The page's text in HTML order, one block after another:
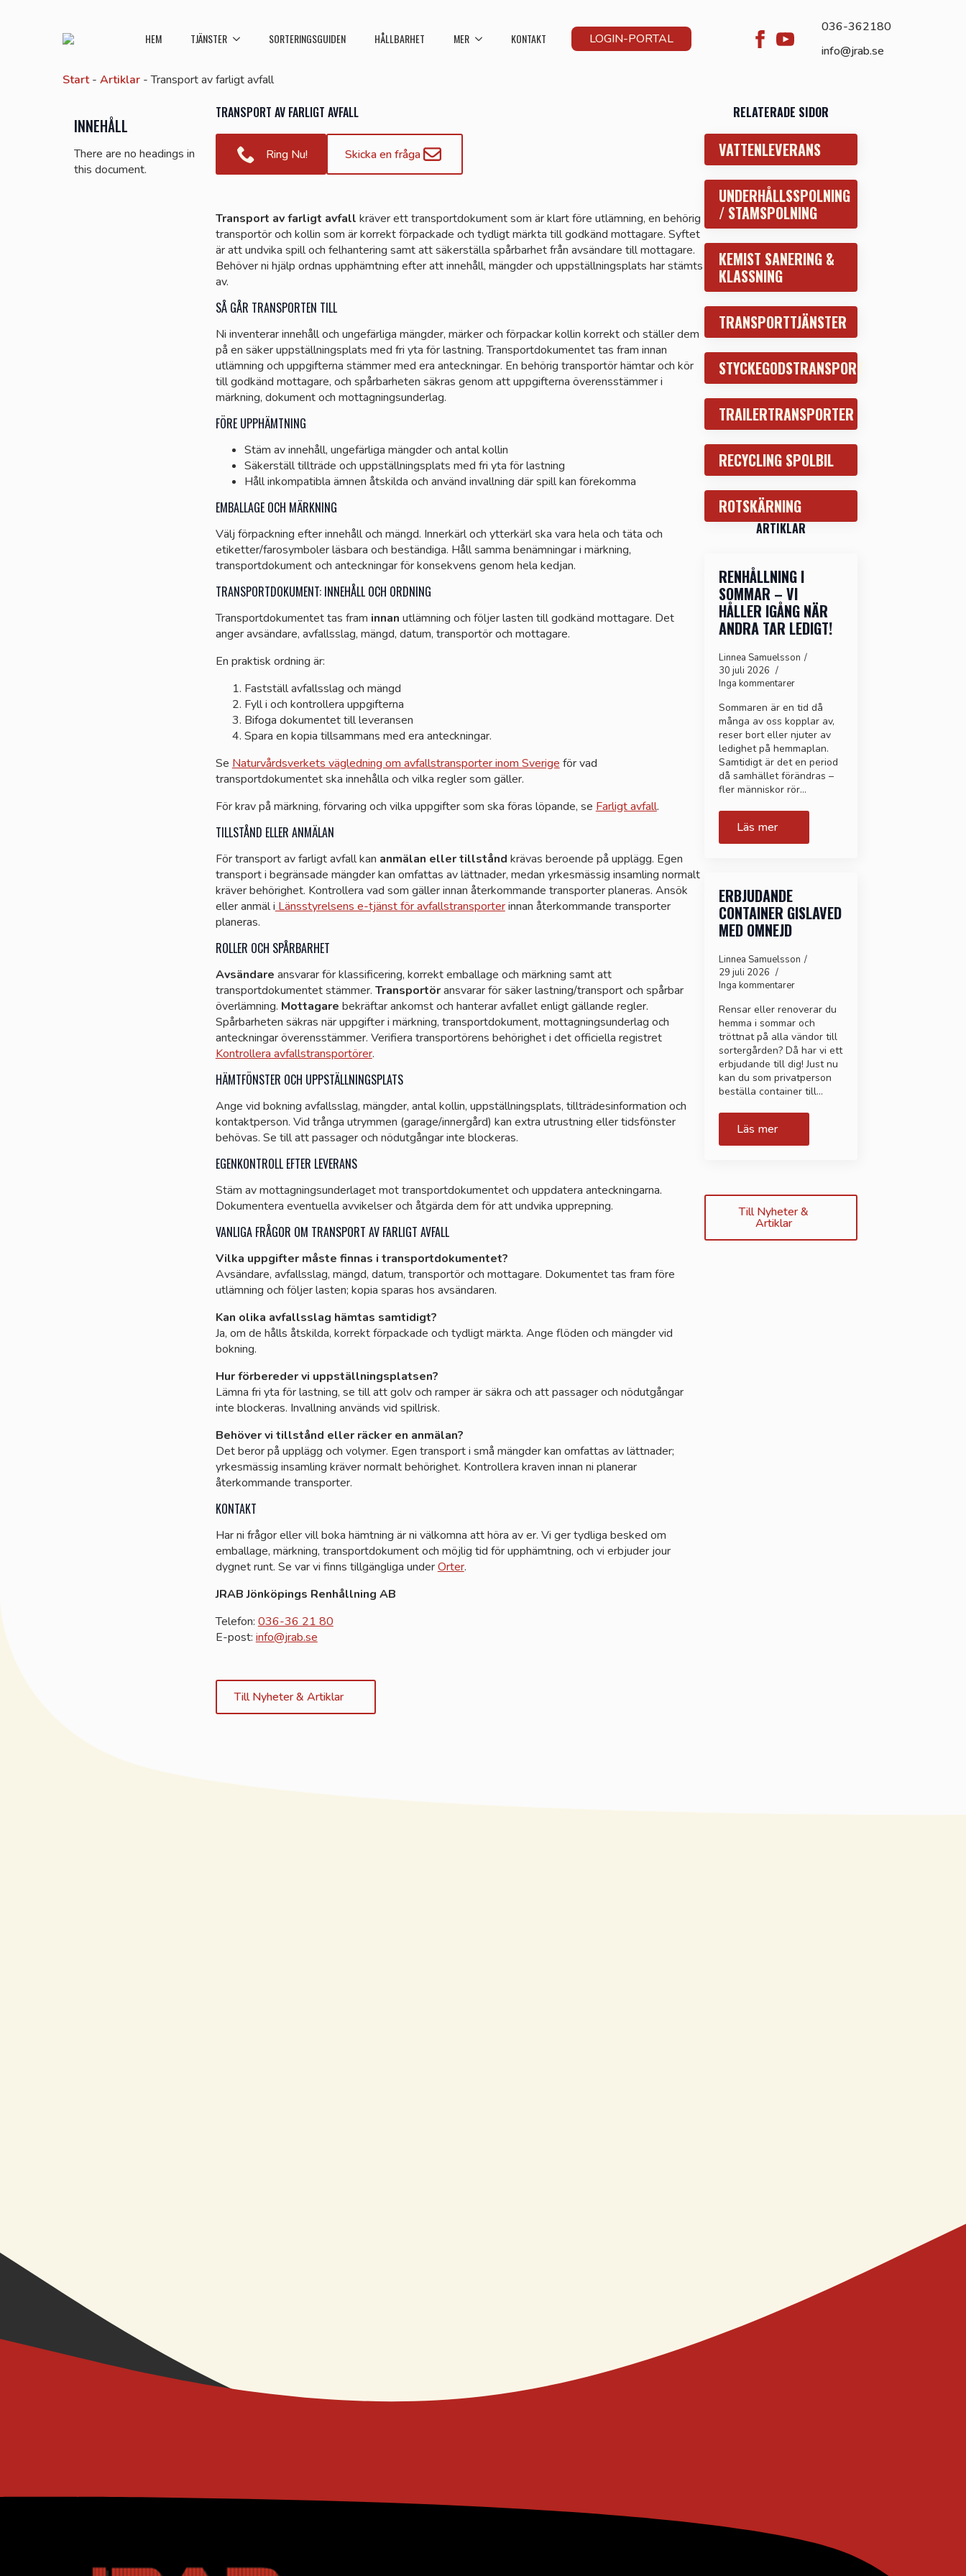
HEM TJÄNSTER SORTERINGSGUIDEN HÅLLBARHET MER KONTAKT LOGIN-PORTAL
036-362180
info@jrab.se
Start-Artiklar -Transport av farligt avfall
INNEHÅLL
There are no headings in
this document.
TRANSPORT AV FARLIGT AVFALL
Ring Nu! Skicka en fråga
Transport av farligt avfall kräver ett transportdokument som är klart före utlämning, en behörig
transportör och kollin som är korrekt förpackade och tydligt märkta till godkänd mottagare. Syftet
är att undvika spill och felhantering samt att säkerställa spårbarhet från avsändare till mottagare.
Behöver ni hjälp ordnas upphämtning efter att innehåll, mängder och uppställningsplats har stämts
av.
SÅ GÅR TRANSPORTEN TILL
Ni inventerar innehåll och ungefärliga mängder, märker och förpackar kollin korrekt och ställer dem
på en säker uppställningsplats med fri yta för lastning. Transportdokumentet tas fram innan
utlämning och uppgifterna stämmer med era anteckningar. En behörig transportör hämtar och kör
till godkänd mottagare, och spårbarheten säkras genom att uppgifterna överensstämmer i
märkning, dokument och mottagningsunderlag.
FÖRE UPPHÄMTNING
Stäm av innehåll, ungefärliga mängder och antal kollin
Säkerställ tillträde och uppställningsplats med fri yta för lastning
Håll inkompatibla ämnen åtskilda och använd invallning där spill kan förekomma
EMBALLAGE OCH MÄRKNING
Välj förpackning efter innehåll och mängd. Innerkärl och ytterkärl ska vara hela och täta och
etiketter/farosymboler läsbara och beständiga. Håll samma benämningar i märkning,
transportdokument och anteckningar för konsekvens genom hela kedjan.
TRANSPORTDOKUMENT: INNEHÅLL OCH ORDNING
Transportdokumentet tas fram innan utlämning och följer lasten till godkänd mottagare. Det
anger avsändare, avfallsslag, mängd, datum, transportör och mottagare.
En praktisk ordning är:
Fastställ avfallsslag och mängd
Fyll i och kontrollera uppgifterna
Bifoga dokumentet till leveransen
Spara en kopia tillsammans med era anteckningar.
Se Naturvårdsverkets vägledning om avfallstransporter inom Sverige för vad
transportdokumentet ska innehålla och vilka regler som gäller.
För krav på märkning, förvaring och vilka uppgifter som ska föras löpande, se Farligt avfall.
TILLSTÅND ELLER ANMÄLAN
För transport av farligt avfall kan anmälan eller tillstånd krävas beroende på upplägg. Egen
transport i begränsade mängder kan omfattas av lättnader, medan yrkesmässig insamling normalt
kräver behörighet. Kontrollera vad som gäller innan återkommande transporter planeras. Ansök
eller anmäl i Länsstyrelsens e-tjänst för avfallstransporterinnan återkommande transporter
planeras.
ROLLER OCH SPÅRBARHET
Avsändare ansvarar för klassificering, korrekt emballage och märkning samt att
transportdokumentet stämmer. Transportöransvarar för säker lastning/transport och spårbar
överlämning. Mottagare bekräftar ankomst och hanterar avfallet enligt gällande regler.
Spårbarheten säkras när uppgifter i märkning, transportdokument, mottagningsunderlag och
anteckningar överensstämmer. Verifiera transportörens behörighet i det officiella registret
Kontrollera avfallstransportörer.
HÄMTFÖNSTER OCH UPPSTÄLLNINGSPLATS
Ange vid bokning avfallsslag, mängder, antal kollin, uppställningsplats, tillträdesinformation och
kontaktperson. Vid trånga utrymmen (garage/innergård) kan extra utrustning eller tidsfönster
behövas. Se till att passager och nödutgångar inte blockeras.
EGENKONTROLL EFTER LEVERANS
Stäm av mottagningsunderlaget mot transportdokumentet och uppdatera anteckningarna.
Dokumentera eventuella avvikelser och åtgärda dem för att undvika upprepning.
VANLIGA FRÅGOR OM TRANSPORT AV FARLIGT AVFALL
Vilka uppgifter måste finnas i transportdokumentet?
Avsändare, avfallsslag, mängd, datum, transportör och mottagare. Dokumentet tas fram före
utlämning och följer lasten; kopia sparas hos avsändaren.
Kan olika avfallsslag hämtas samtidigt?
Ja, om de hålls åtskilda, korrekt förpackade och tydligt märkta. Ange flöden och mängder vid
bokning.
Hur förbereder vi uppställningsplatsen?
Lämna fri yta för lastning, se till att golv och ramper är säkra och att passager och nödutgångar
inte blockeras. Invallning används vid spillrisk.
Behöver vi tillstånd eller räcker en anmälan?
Det beror på upplägg och volymer. Egen transport i små mängder kan omfattas av lättnader;
yrkesmässig insamling kräver normalt behörighet. Kontrollera kraven innan ni planerar
återkommande transporter.
KONTAKT
Har ni frågor eller vill boka hämtning är ni välkomna att höra av er. Vi ger tydliga besked om
emballage, märkning, transportdokument och möjlig tid för upphämtning, och vi erbjuder jour
dygnet runt. Se var vi finns tillgängliga underOrter.
JRAB Jönköpings Renhållning AB
Telefon: 036-36 21 80
E-post: info@jrab.se
Till Nyheter & Artiklar
RELATERADE SIDOR
VATTENLEVERANS
UNDERHÅLLSSPOLNING
/ STAMSPOLNING
KEMIST SANERING &
KLASSNING
TRANSPORTTJÄNSTER
STYCKEGODSTRANSPORT
TRAILERTRANSPORTER
RECYCLING SPOLBIL
ROTSKÄRNING
ARTIKLAR
RENHÅLLNING I
SOMMAR – VI
HÅLLER IGÅNG NÄR
ANDRA TAR LEDIGT!
Linnea Samuelsson
30 juli 2026
Inga kommentarer
Sommaren är en tid då
många av oss kopplar av,
reser bort eller njuter av
ledighet på hemmaplan.
Samtidigt är det en period
då samhället förändras –
fler människor rör…
Läs mer
ERBJUDANDE
CONTAINER GISLAVED
MED OMNEJD
Linnea Samuelsson
29 juli 2026
Inga kommentarer
Rensar eller renoverar du
hemma i sommar och
tröttnat på alla vändor till
sortergården? Då har vi ett
erbjudande till dig! Just nu
kan du som privatperson
beställa container till…
Läs mer
Till Nyheter &
Artiklar